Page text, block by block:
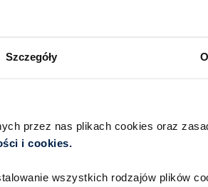
Szczegóły
przez nas plikach cookies oraz
i cookies.​
wszystkich rodzajów plików
Schłodzony sernik oblej
lodówki, by polewa stężała,
możesz zetrzeć na wiórki
Chałwowy sernik jest
kilka porcji po podaniu,